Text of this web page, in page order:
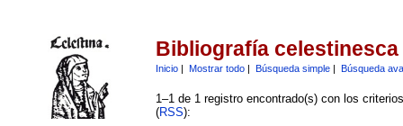
Bibliografía celestinesca
Inicio| Mostrar todo| Búsqueda simple| Búsqueda
1–1 de 1 registro encontrado(s) con los
(RSS):